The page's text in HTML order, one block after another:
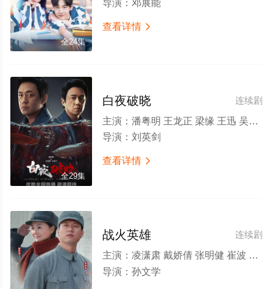
全24集
导演： 邓展能
查看详情 
全29集
连续剧
白夜破晓
主演： 潘粤明 王龙正 梁缘 王迅 吴晓亮 费启鸣 鄂靖文 尹姝贻 韩烨洲 侯雪龙 杨凯迪 吴文璟 刘柏希
导演： 刘英剑
查看详情 
连续剧
战火英雄
主演： 凌潇肃 戴娇倩 张明健 崔波 李肖宁 冯国庆 郭铁城 王义钦
导演： 孙文学